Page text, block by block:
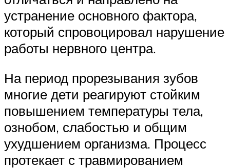
устранение основного фактора,
который спровоцировал нарушение
работы нервного центра.
На период прорезывания зубов
многие дети реагируют стойким
повышением температуры тела,
ознобом, слабостью и общим
ухудшением организма. Процесс
протекает с травмированием